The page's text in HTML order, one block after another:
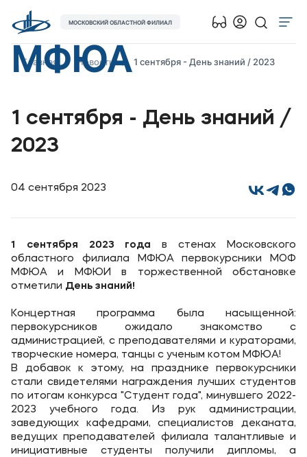
МФЮА
МОСКОВСКИЙ ОБЛАСТНОЙ ФИЛИАЛ
Об университете
Поступающим
Музейно-выставочный центр МФЮА
Студентам
Выпускникам
Карьера
Аспирантура
Институт дополнительного образования
Уровни образования
Среднее профессиональное образование
Высшее образование в МФЮА
Главная Новости 1 сентября - День знаний / 2023
1 сентября - День знаний /
2023
04 сентября 2023
1 сентября 2023 года в стенах Московского
областного филиала МФЮА первокурсники МОФ
МФЮА и МФЮИ в торжественной обстановке
отметили День знаний!
Концертная программа была насыщенной:
первокурсников ожидало знакомство с
администрацией, с преподавателями и кураторами,
творческие номера, танцы с ученым котом МФЮА!
В добавок к этому, на празднике первокурсники
стали свидетелями награждения лучших студентов
по итогам конкурса "Студент года", минувшего 2022-
2023 учебного года. Из рук администрации,
заведующих кафедрами, специалистов деканата,
ведущих преподавателей филиала талантливые и
инициативные студенты получили дипломы, а